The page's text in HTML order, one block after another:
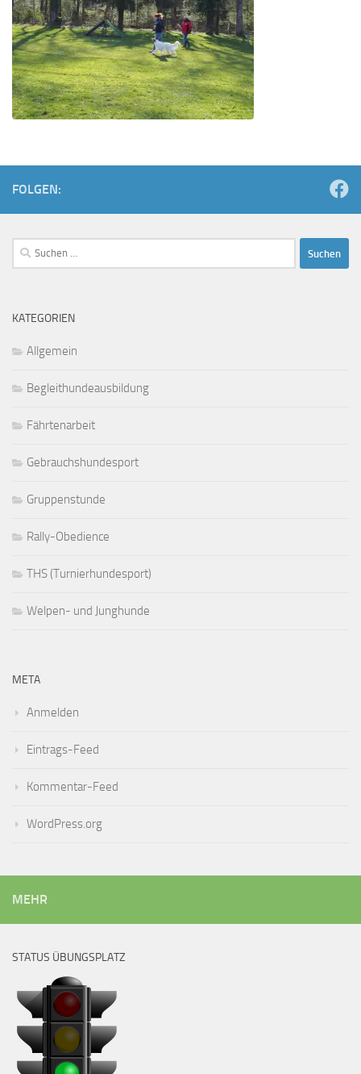
FOLGEN:
Suchen
nach:
KATEGORIEN
Allgemein
Begleithundeausbildung
Fährtenarbeit
Gebrauchshundesport
Gruppenstunde
Rally-Obedience
THS (Turnierhundesport)
Welpen- und Junghunde
META
Anmelden
Eintrags-Feed
Kommentar-Feed
WordPress.org
MEHR
STATUS ÜBUNGSPLATZ